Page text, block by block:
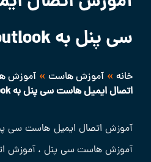
سی پنل به outlook
خانه » آموزش هاست » آموزش
اتصال ایمیل هاست سی پنل به outlook
آموزش هاست سی پنل ، آموزش